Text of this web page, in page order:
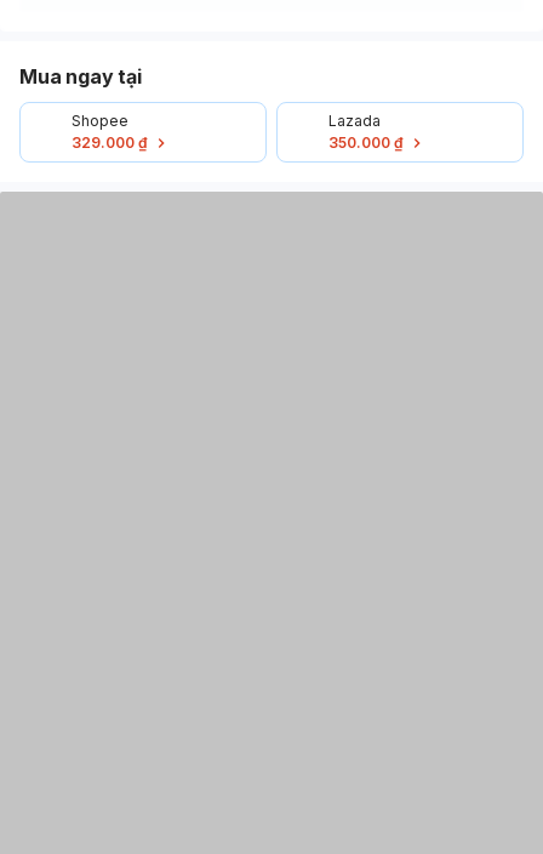
Mua ngay tại
Shopee
329.000 ₫
Lazada
350.000 ₫